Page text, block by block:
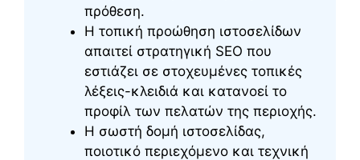
πρόθεση.
Η τοπική προώθηση ιστοσελίδων
απαιτεί στρατηγική SEO που
εστιάζει σε στοχευμένες τοπικές
λέξεις-κλειδιά και κατανοεί το
προφίλ των πελατών της περιοχής.
Η σωστή δομή ιστοσελίδας,
ποιοτικό περιεχόμενο και τεχνική